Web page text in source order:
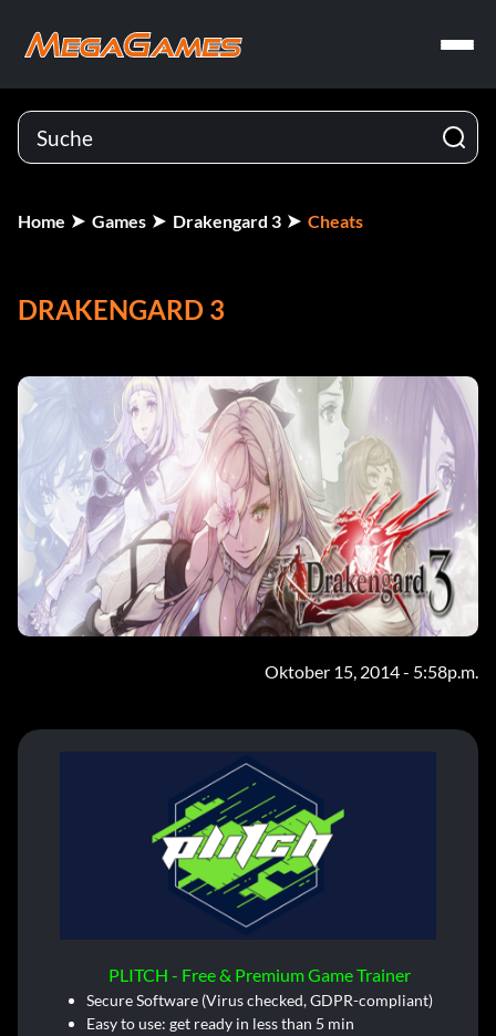
Home Games Drakengard 3 Cheats
DRAKENGARD 3
Oktober 15, 2014 - 5:58p.m.
PLITCH - Free & Premium Game Trainer
Secure Software (Virus checked, GDPR-compliant)
Easy to use: get ready in less than 5 min